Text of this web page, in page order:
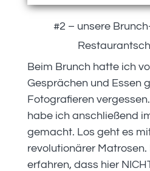
#2 – unsere
Beim Brunch hatte ich
Gesprächen und Essen
Fotografieren
habe ich anschließend
gemacht. Los geht es
revolutionärer
erfahren, dass hier